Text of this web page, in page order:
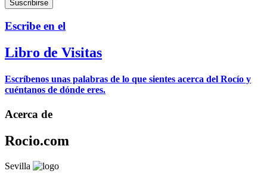
Escribe en el
Libro de Visitas
Escríbenos unas palabras de lo que sientes acerca del Rocío y
cuéntanos de dónde eres.
Acerca de
Rocio.com
Sevilla